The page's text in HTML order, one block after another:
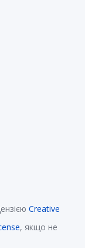
Creative
, якщо не